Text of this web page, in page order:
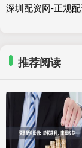
深圳配资网-正规
推荐阅读